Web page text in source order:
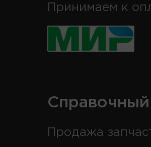
Принимаем к
Справочный
Продажа